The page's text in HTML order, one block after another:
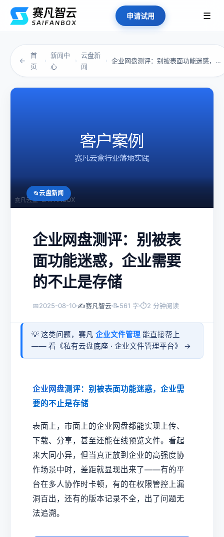
申请试用 ☰
←
首
页
›
新闻中
心
›
云盘新
闻
› 企业网盘测评：别被表面功能迷惑，企业需要的不...
云盘新闻
企业网盘测评：别被表
面功能迷惑，企业需要
的不止是存储
📅2025-08-10 ✍️赛凡智云 📝561 字 ⏱2 分钟阅读
💡 这类问题，赛凡 企业文件管理 能直接帮上
—— 看《私有云盘底座 · 企业文件管理平台》 →
企业网盘测评：别被表面功能迷惑，企业需
要的不止是存储
表面上，市面上的企业网盘都能实现上传、
下载、分享，甚至还能在线预览文件。看起
来大同小异，但当真正放到企业的高强度协
作场景中时，差距就显现出来了——有的平
台在多人协作时卡顿，有的在权限管控上漏
洞百出，还有的版本记录不全，出了问题无
法追溯。